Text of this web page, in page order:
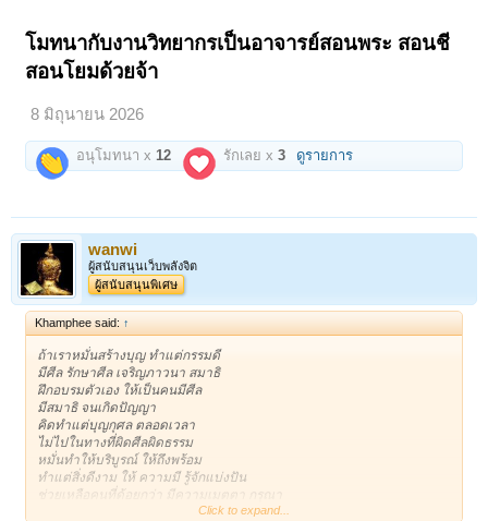
โมทนากับงานวิทยากรเป็นอาจารย์สอนพระ สอนชี
สอนโยมด้วยจ้า
8 มิถุนายน 2026
อนุโมทนา x12 รักเลย x3 ดูรายการ
wanwi
ผู้สนับสนุนเว็บพลังจิต
ผู้สนับสนุนพิเศษ
Khamphee said: ↑
ถ้าเราหมั่นสร้างบุญ ทำแต่กรรมดี
มีศีล รักษาศีล เจริญภาวนา สมาธิ
ฝึกอบรมตัวเอง ให้เป็นคนมีศีล
มีสมาธิ จนเกิดปัญญา
คิดทำแต่บุญกุศล ตลอดเวลา
ไม่ไปในทางที่ผิดศีลผิดธรรม
หมั่นทำให้บริบูรณ์ ให้ถึงพร้อม
ทำแต่สิ่งดีงาม ให้ ความมี รู้จักแบ่งปัน
ช่วยเหลือคนที่ด้อยกว่า มีความเมตตา กรุณา
ทำได้อย่างนี้ ละทิ้งเสีย บาปอกุศล กรรมเล็ก
Click to expand...